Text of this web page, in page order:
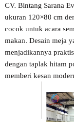
CV. Bintang Sarana
ukuran 120×80 cm
cocok untuk acara
makan. Desain meja
menjadikannya
dengan taplak hitam
memberi kesan